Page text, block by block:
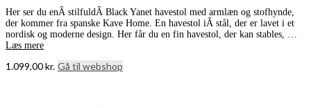
Her ser du enÂ stilfuldÂ Black Yanet havestol med armlæn og stofhynde,
der kommer fra spanske Kave Home. En havestol iÂ stål, der er lavet i et
nordisk og moderne design. Her får du en fin havestol, der kan stables, …
Læs mere
1.099,00kr. Gå til webshop